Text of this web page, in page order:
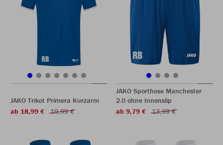
JAKO Trikot Primera Kurzarm
ab 18,99 €
19,99 €
JAKO Sporthose Manchester
2.0 ohne Innenslip
ab 9,79 €
13,99 €